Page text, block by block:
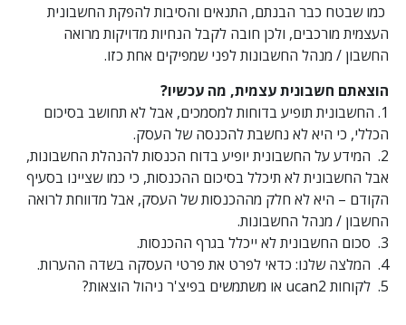
כמו שבטח כבר הבנתם, התנאים והסיבות להפקת החשבונית
העצמית מורכבים, ולכן חובה לקבל הנחיות מדויקות מרואה
החשבון / מנהל החשבונות לפני שמפיקים אחת כזו.
הוצאתם חשבונית עצמית, מה עכשיו?
1. החשבונית תופיע בדוחות למסמכים, אבל לא תחושב בסיכום
הכללי, כי היא לא נחשבת להכנסה של העסק.
2. המידע על החשבונית יופיע בדוח הכנסות להנהלת החשבונות,
אבל החשבונית לא תיכלל בסיכום ההכנסות, כי כמו שציינו בסעיף
הקודם – היא לא חלק מההכנסות של העסק, אבל מדווחת לרואה
החשבון / מנהל החשבונות.
3. סכום החשבונית לא ייכלל בגרף ההכנסות.
4. המלצה שלנו: כדאי לפרט את פרטי העסקה בשדה ההערות.
5. לקוחות ucan2 או משתמשים בפיצ'ר ניהול הוצאות?